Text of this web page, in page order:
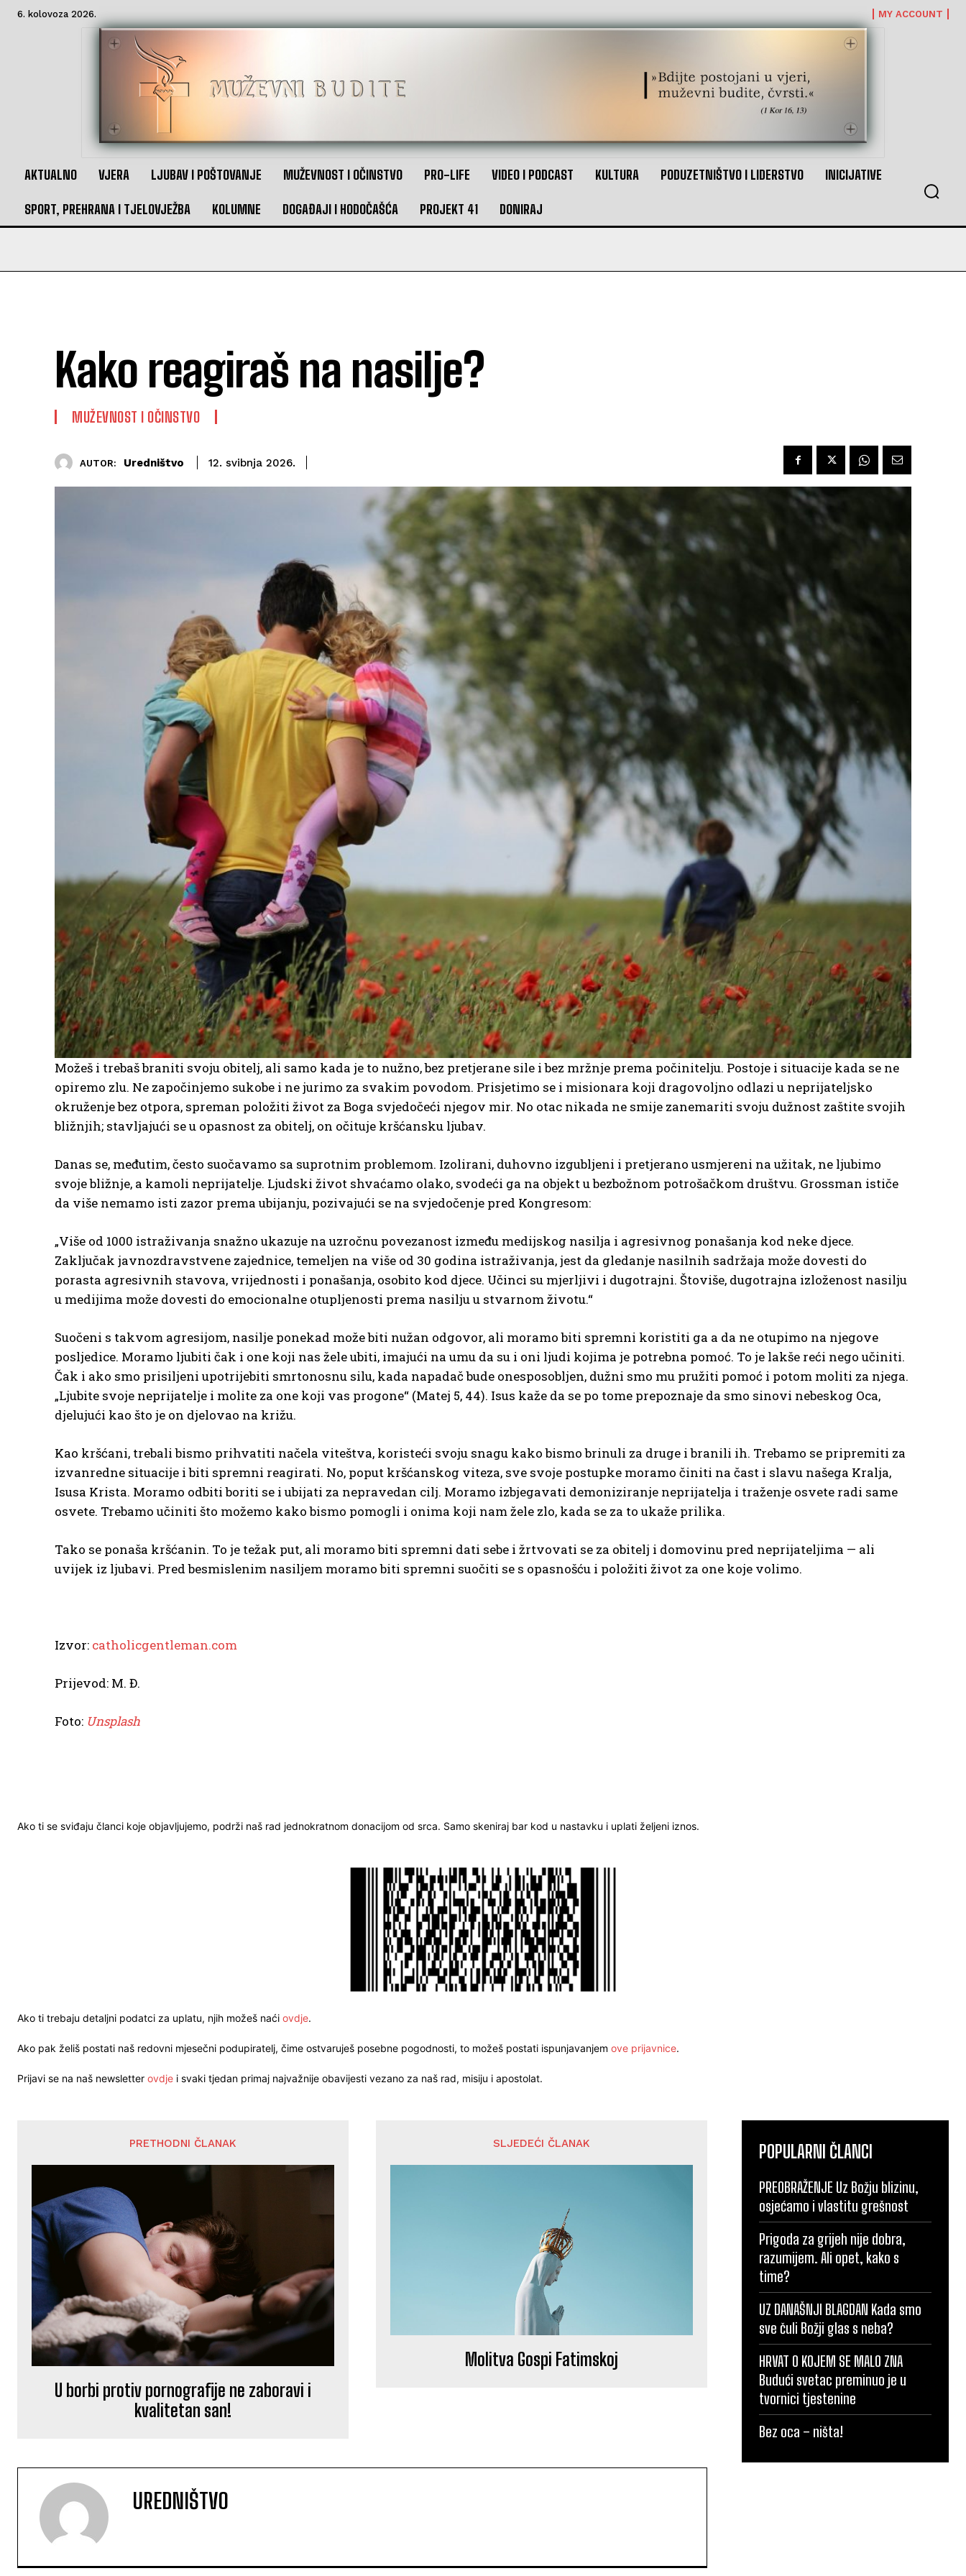
6. kolovoza 2026. MY ACCOUNT
AKTUALNO VJERA LJUBAV I POŠTOVANJE MUŽEVNOST I OČINSTVO PRO-LIFE VIDEO I PODCAST KULTURA PODUZETNIŠTVO I LIDERSTVO INICIJATIVE
SPORT, PREHRANA I TJELOVJEŽBA KOLUMNE DOGAĐAJI I HODOČAŠĆA PROJEKT 41 DONIRAJ
Kako reagiraš na nasilje?
MUŽEVNOST I OČINSTVO
AUTOR: Uredništvo 12. svibnja 2026.
Možeš i trebaš braniti svoju obitelj, ali samo kada je to nužno, bez pretjerane sile i bez mržnje prema počinitelju. Postoje i situacije kada se ne
opiremo zlu. Ne započinjemo sukobe i ne jurimo za svakim povodom. Prisjetimo se i misionara koji dragovoljno odlazi u neprijateljsko
okruženje bez otpora, spreman položiti život za Boga svjedočeći njegov mir. No otac nikada ne smije zanemariti svoju dužnost zaštite svojih
bližnjih; stavljajući se u opasnost za obitelj, on očituje kršćansku ljubav.
Danas se, međutim, često suočavamo sa suprotnim problemom. Izolirani, duhovno izgubljeni i pretjerano usmjereni na užitak, ne ljubimo
svoje bližnje, a kamoli neprijatelje. Ljudski život shvaćamo olako, svodeći ga na objekt u bezbožnom potrošačkom društvu. Grossman ističe
da više nemamo isti zazor prema ubijanju, pozivajući se na svjedočenje pred Kongresom:
„Više od 1000 istraživanja snažno ukazuje na uzročnu povezanost između medijskog nasilja i agresivnog ponašanja kod neke djece.
Zaključak javnozdravstvene zajednice, temeljen na više od 30 godina istraživanja, jest da gledanje nasilnih sadržaja može dovesti do
porasta agresivnih stavova, vrijednosti i ponašanja, osobito kod djece. Učinci su mjerljivi i dugotrajni. Štoviše, dugotrajna izloženost nasilju
u medijima može dovesti do emocionalne otupljenosti prema nasilju u stvarnom životu.“
Suočeni s takvom agresijom, nasilje ponekad može biti nužan odgovor, ali moramo biti spremni koristiti ga a da ne otupimo na njegove
posljedice. Moramo ljubiti čak i one koji nas žele ubiti, imajući na umu da su i oni ljudi kojima je potrebna pomoć. To je lakše reći nego učiniti.
Čak i ako smo prisiljeni upotrijebiti smrtonosnu silu, kada napadač bude onesposobljen, dužni smo mu pružiti pomoć i potom moliti za njega.
„Ljubite svoje neprijatelje i molite za one koji vas progone“ (Matej 5, 44). Isus kaže da se po tome prepoznaje da smo sinovi nebeskog Oca,
djelujući kao što je on djelovao na križu.
Kao kršćani, trebali bismo prihvatiti načela viteštva, koristeći svoju snagu kako bismo brinuli za druge i branili ih. Trebamo se pripremiti za
izvanredne situacije i biti spremni reagirati. No, poput kršćanskog viteza, sve svoje postupke moramo činiti na čast i slavu našega Kralja,
Isusa Krista. Moramo odbiti boriti se i ubijati za nepravedan cilj. Moramo izbjegavati demoniziranje neprijatelja i traženje osvete radi same
osvete. Trebamo učiniti što možemo kako bismo pomogli i onima koji nam žele zlo, kada se za to ukaže prilika.
Tako se ponaša kršćanin. To je težak put, ali moramo biti spremni dati sebe i žrtvovati se za obitelj i domovinu pred neprijateljima — ali
uvijek iz ljubavi. Pred besmislenim nasiljem moramo biti spremni suočiti se s opasnošću i položiti život za one koje volimo.
Izvor: catholicgentleman.com
Prijevod: M. Đ.
Foto: Unsplash
Ako ti se sviđaju članci koje objavljujemo, podrži naš rad jednokratnom donacijom od srca. Samo skeniraj bar kod u nastavku i uplati željeni iznos.
Ako ti trebaju detaljni podatci za uplatu, njih možeš naći ovdje.
Ako pak želiš postati naš redovni mjesečni podupiratelj, čime ostvaruješ posebne pogodnosti, to možeš postati ispunjavanjem ove prijavnice.
Prijavi se na naš newsletter ovdje i svaki tjedan primaj najvažnije obavijesti vezano za naš rad, misiju i apostolat.
PRETHODNI ČLANAK
U borbi protiv pornografije ne zaboravi i
kvalitetan san!
SLJEDEĆI ČLANAK
Molitva Gospi Fatimskoj
UREDNIŠTVO
POPULARNI ČLANCI
PREOBRAŽENJE Uz Božju blizinu,
osjećamo i vlastitu grešnost
Prigoda za grijeh nije dobra,
razumijem. Ali opet, kako s
time?
UZ DANAŠNJI BLAGDAN Kada smo
sve čuli Božji glas s neba?
HRVAT O KOJEM SE MALO ZNA
Budući svetac preminuo je u
tvornici tjestenine
Bez oca – ništa!